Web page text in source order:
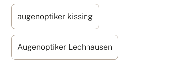
augenoptiker kissing
Augenoptiker Lechhausen